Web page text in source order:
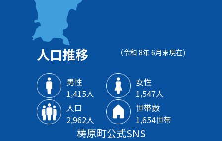
人口推移 （令和 8年 6月末現在)
男性
1‚415人
女性
1‚547人
人口
2‚962人
世帯数
1‚654世帯
梼原町公式SNS